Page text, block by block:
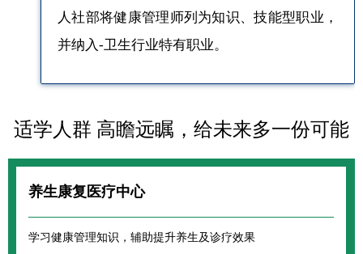
人社部将健康管理师列为知识、技能型职业，
并纳入-卫生行业特有职业。
适学人群 高瞻远瞩，给未来多一份可能
养生康复医疗中心
学习健康管理知识，辅助提升养生及诊疗效果